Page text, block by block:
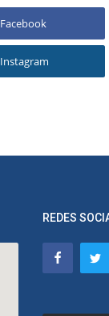
Facebook
Instagram
REDES